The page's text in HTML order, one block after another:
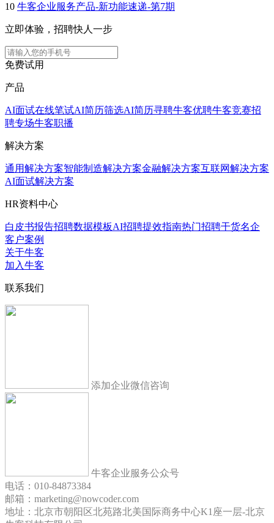
10 牛客企业服务产品-新功能速递-第7期
立即体验，招聘快人一步
免费试用
产品
AI面试在线笔试AI简历筛选AI简历寻聘牛客优聘牛客竞赛招
聘专场牛客职播
解决方案
通用解决方案智能制造解决方案金融解决方案互联网解决方案
AI面试解决方案
HR资料中心
白皮书报告招聘数据模板AI招聘提效指南热门招聘干货名企
客户案例
关于牛客
加入牛客
联系我们
添加企业微信咨询
牛客企业服务公众号
电话：010-84873384
邮箱：marketing@nowcoder.com
地址：北京市朝阳区北苑路北美国际商务中心K1座一层-北京